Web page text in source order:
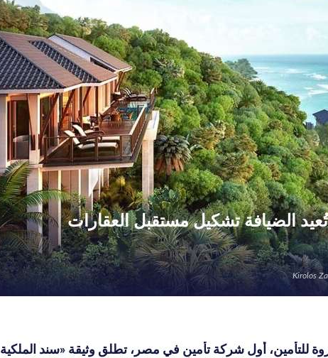
الضيافة تشكيل مستقبل العقارات
Kirolos
للتأمين، أول شركة تأمين في مصر، تطلق وثيقة «سند الملكية